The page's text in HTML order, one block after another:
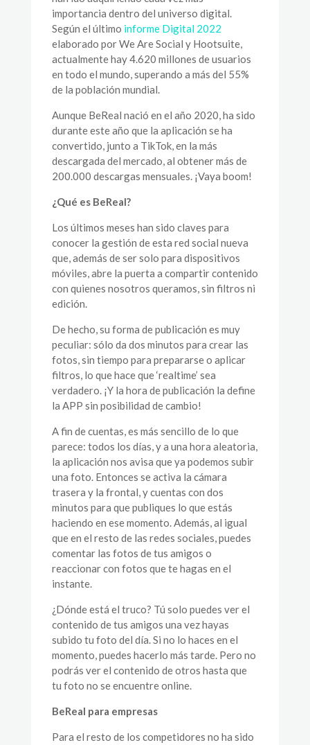
importancia dentro del universo digital.
Según el último informe Digital 2022
elaborado por We Are Social y Hootsuite,
actualmente hay 4.620 millones de usuarios
en todo el mundo, superando a más del 55%
de la población mundial.
Aunque BeReal nació en el año 2020, ha sido
durante este año que la aplicación se ha
convertido, junto a TikTok, en la más
descargada del mercado, al obtener más de
200.000 descargas mensuales. ¡Vaya boom!
¿Qué es BeReal?
Los últimos meses han sido claves para
conocer la gestión de esta red social nueva
que, además de ser solo para dispositivos
móviles, abre la puerta a compartir contenido
con quienes nosotros queramos, sin filtros ni
edición.
De hecho, su forma de publicación es muy
peculiar: sólo da dos minutos para crear las
fotos, sin tiempo para prepararse o aplicar
filtros, lo que hace que ‘realtime’ sea
verdadero. ¡Y la hora de publicación la define
la APP sin posibilidad de cambio!
A fin de cuentas, es más sencillo de lo que
parece: todos los días, y a una hora aleatoria,
la aplicación nos avisa que ya podemos subir
una foto. Entonces se activa la cámara
trasera y la frontal, y cuentas con dos
minutos para que publiques lo que estás
haciendo en ese momento. Además, al igual
que en el resto de las redes sociales, puedes
comentar las fotos de tus amigos o
reaccionar con fotos que te hagas en el
instante.
¿Dónde está el truco? Tú solo puedes ver el
contenido de tus amigos una vez hayas
subido tu foto del día. Si no lo haces en el
momento, puedes hacerlo más tarde. Pero no
podrás ver el contenido de otros hasta que
tu foto no se encuentre online.
BeReal para empresas
Para el resto de los competidores no ha sido